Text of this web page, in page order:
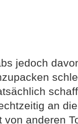
an
von anderen
genießen.